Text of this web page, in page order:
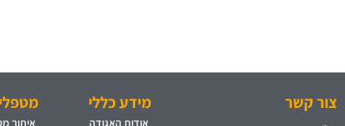
צור קשר מידע כללי
אודות האגודה איתור